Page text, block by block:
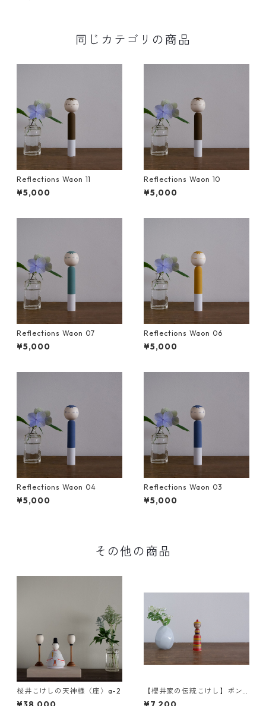
同じカテゴリの商品
Reflections Waon 11
¥5,000
Reflections Waon 10
¥5,000
Reflections Waon 07
¥5,000
Reflections Waon 06
¥5,000
Reflections Waon 04
¥5,000
Reflections Waon 03
¥5,000
その他の商品
桜井こけしの天神様〈座〉a-2
【櫻井家の伝統こけし】ボン
ボンニット帽 8-e〈山桜〉